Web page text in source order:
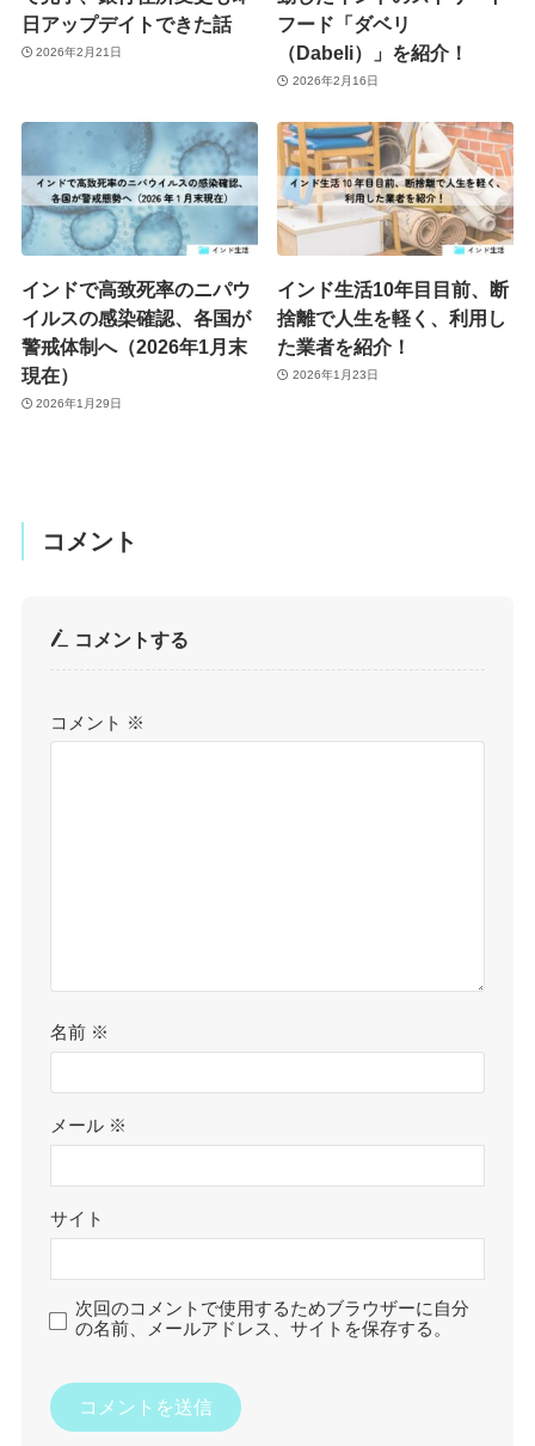
日アップデイトできた話
2026年2月21日
フード「ダベリ
（Dabeli）」を紹介！
2026年2月16日
インドで高致死率のニパウ
イルスの感染確認、各国が
警戒体制へ（2026年1月末
現在）
2026年1月29日
インド生活10年目目前、断
捨離で人生を軽く、利用し
た業者を紹介！
2026年1月23日
コメント
コメントする
コメント ※
名前 ※
メール ※
サイト
次回のコメントで使用するためブラウザーに自分
の名前、メールアドレス、サイトを保存する。